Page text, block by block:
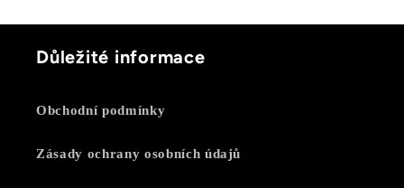
Důležité informace
Obchodní podmínky
Zásady ochrany osobních údajů